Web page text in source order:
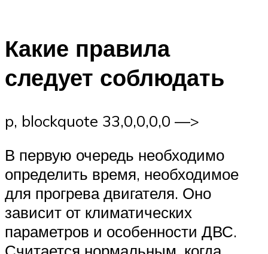
Какие правила
следует соблюдать
p, blockquote 33,0,0,0,0 —>
В первую очередь необходимо
определить время, необходимое
для прогрева двигателя. Оно
зависит от климатических
параметров и особенности ДВС.